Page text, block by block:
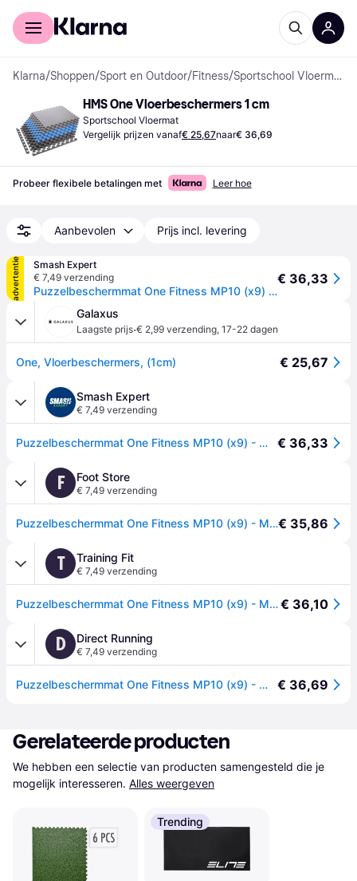
Voor shoppers
Klarna/Shoppen/Sport en Outdoor/Fitness/ Sportschool Vloermatten
HMS One Vloerbeschermers 1 cm
Sportschool Vloermat
Vergelijk prijzen vanaf€ 25,67naar€ 36,69
Probeer flexibele betalingen met Leer hoe
Aanbevolen Prijs incl. levering
advertentie
Smash Expert
€ 7,49 verzending
Puzzelbeschermmat One Fitness MP10 (x9) - Multicolore
€ 36,33
Galaxus
Laagste prijs·€ 2,99 verzending, 17-22 dagen
One, Vloerbeschermers, (1cm) € 25,67
Smash Expert
€ 7,49 verzending
Puzzelbeschermmat One Fitness MP10 (x9) - Multicolore € 36,33
F Foot Store
€ 7,49 verzending
Puzzelbeschermmat One Fitness MP10 (x9) - Multicolore€ 35,86
T Training Fit
€ 7,49 verzending
Puzzelbeschermmat One Fitness MP10 (x9) - Multicolore€ 36,10
D Direct Running
€ 7,49 verzending
Puzzelbeschermmat One Fitness MP10 (x9) - Multicolore € 36,69
Gerelateerde producten
We hebben een selectie van producten samengesteld die je
mogelijk interesseren. Alles weergeven
Trending